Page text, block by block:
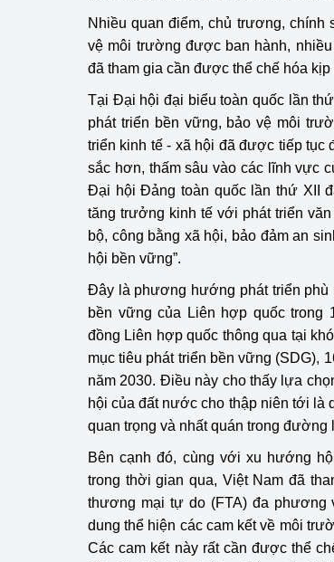
Bảo vệ
Doanh
Xúc tiến
Thị
Thị
Ngành
Đại hội
Phát
Nhiều quan điểm, chủ trương,
vệ môi trường được ban hành,
đã tham gia cần được thể chế hóa kịp
Tại Đại hội đại biểu toàn quốc lần
phát triển bền vững, bảo vệ môi
triển kinh tế - xã hội đã được tiếp
sắc hơn, thấm sâu vào các lĩnh vực
Đại hội Đảng toàn quốc lần thứ XII
tăng trưởng kinh tế với phát triển
bộ, công bằng xã hội, bảo đảm an
hội bền vững”.
Đây là phương hướng phát triển phù
bền vững của Liên hợp quốc trong
đồng Liên hợp quốc thông qua tại
mục tiêu phát triển bền vững (SDG),
năm 2030. Điều này cho thấy lựa
hội của đất nước cho thập niên tới là
quan trọng và nhất quán trong
Bên cạnh đó, cùng với xu hướng
trong thời gian qua, Việt Nam đã
thương mại tự do (FTA) đa phương
dung thể hiện các cam kết về môi
Các cam kết này rất cần được thể